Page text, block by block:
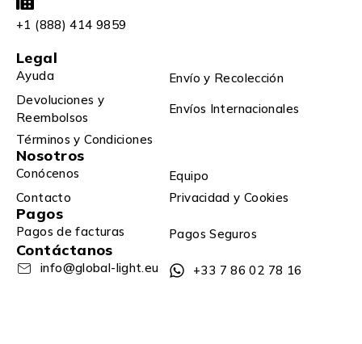
+1 (888) 414 9859
Legal
Ayuda
Envío y Recolección
Devoluciones y
Reembolsos
Envíos Internacionales
Términos y Condiciones
Nosotros
Conócenos
Equipo
Contacto
Privacidad y Cookies
Pagos
Pagos de facturas Pagos Seguros
Contáctanos
info@global-light.eu +33 7 86 02 78 16